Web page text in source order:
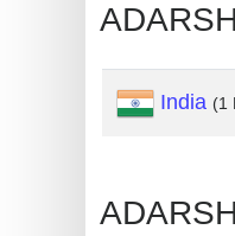
IP
Address
IP
India (1